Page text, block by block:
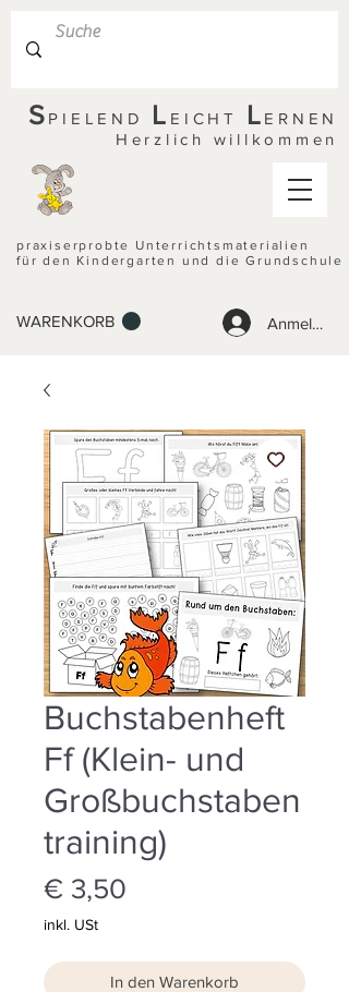
S PIELEND L EICHT L ERNEN
Herzlich willkommen
praxiserprobte Unterrichtsmaterialien
für den Kindergarten und die Grundschule
WARENKORB Anmelden
Buchstabenheft
Ff (Klein- und
Großbuchstaben
training)
€ 3,50
inkl. USt
In den Warenkorb